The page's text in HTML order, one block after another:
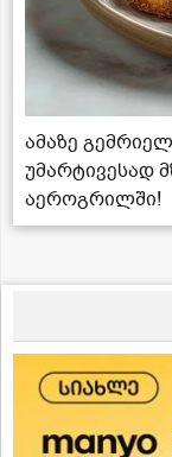
ამაზე
უმარტივესად
აეროგრილში!